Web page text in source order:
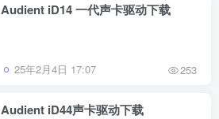
Audient iD14 一代声卡驱动下载
25年2月4日 17:07 253
Audient iD44声卡驱动下载